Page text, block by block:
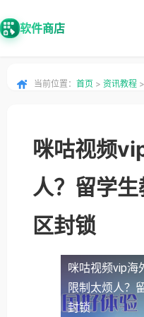
软件商店
当前位置： 首页 > 资讯教程
咪咕视频
人？留学
区封锁
咪咕视频vip海
限制太烦人？
封锁